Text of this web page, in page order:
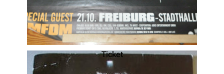
Ticket